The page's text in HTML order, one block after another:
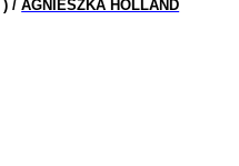
) /AGNIESZKA HOLLAND